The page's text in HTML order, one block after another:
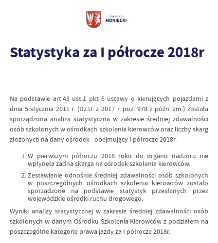
Statystyka za I półrocze 2018r
Na podstawie art.43 ust.1 pkt 6 ustawy o kierujących pojazdami z
dnia 5 stycznia 2011 r. (Dz.U. z 2017 r. poz. 978 z późn. zm.) została
sporządzona analiza statystyczna w zakresie średniej zdawalności
osób szkolonych w ośrodkach szkolenia kierowców oraz liczby skarg
złożonych na dany ośrodek - obejmujący I półrocze 2018r.
W pierwszym półroczu 2018 roku do organu nadzoru nie
wpłynęła żadna skarga na ośrodek szkolenia kierowców.
Zestawienie odnośnie średniej zdawalności osób szkolonych
w poszczególnych ośrodkach szkolenia kierowców zostało
sporządzone na podstawie statystyk przesłanych przez
wojewódzkie ośrodki ruchu drogowego.
Wyniki analizy statystycznej w zakresie średniej zdawalności osób
szkolonych w danym Ośrodku Szkolenia Kierowców z podziałem na
poszczególne kategorie prawa jazdy za I półrocze 2018r.